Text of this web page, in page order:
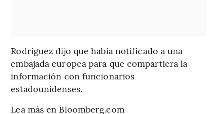
Rodríguez dijo que había notificado a una
embajada europea para que compartiera la
información con funcionarios
estadounidenses.
Lea más en Bloomberg.com